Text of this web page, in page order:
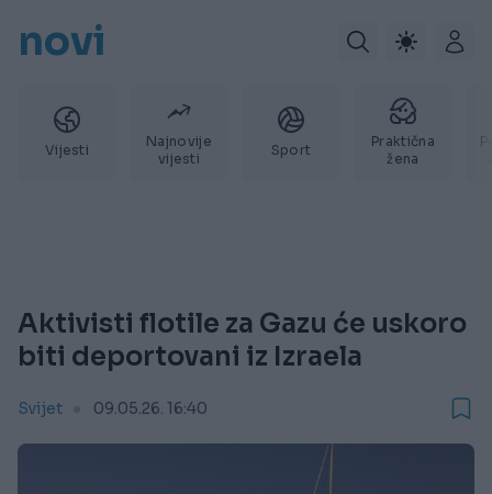
novi
Vijesti
Najnovije
vijesti
Sport
Praktična
žena
Aktivisti flotile za Gazu će uskoro
biti deportovani iz Izraela
Svijet 09.05.26. 16:40